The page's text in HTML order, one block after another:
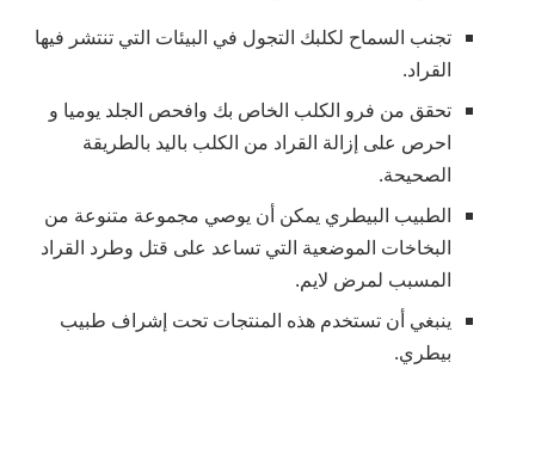
تجنب السماح لكلبك التجول في البيئات التي تنتشر فيها
القراد.
تحقق من فرو الكلب الخاص بك وافحص الجلد يوميا و
احرص على إزالة القراد من الكلب باليد بالطريقة
الصحيحة.
الطبيب البيطري يمكن أن يوصي مجموعة متنوعة من
البخاخات الموضعية التي تساعد على قتل وطرد القراد
المسبب لمرض لايم.
ينبغي أن تستخدم هذه المنتجات تحت إشراف طبيب
بيطري.